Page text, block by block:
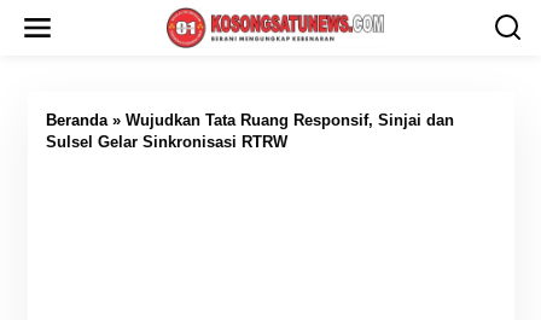
Beranda» Wujudkan Tata Ruang Responsif, Sinjai dan
Sulsel Gelar Sinkronisasi RTRW